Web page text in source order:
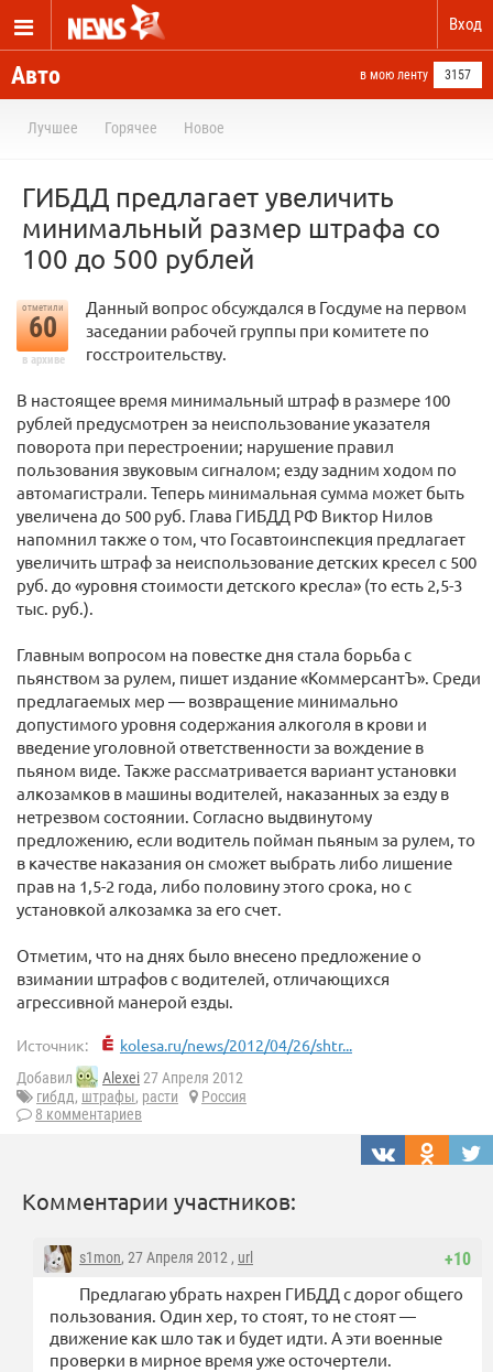
Вход
Авто в мою ленту 3157
Лучшее Горячее Новое
ГИБДД предлагает увеличить
минимальный размер штрафа со
100 до 500 рублей
отметили
60
в архиве
Данный вопрос обсуждался в Госдуме на первом
заседании рабочей группы при комитете по
госстроительству.
В настоящее время минимальный штраф в размере 100
рублей предусмотрен за неиспользование указателя
поворота при перестроении; нарушение правил
пользования звуковым сигналом; езду задним ходом по
автомагистрали. Теперь минимальная сумма может быть
увеличена до 500 руб. Глава ГИБДД РФ Виктор Нилов
напомнил также о том, что Госавтоинспекция предлагает
увеличить штраф за неиспользование детских кресел с 500
руб. до «уровня стоимости детского кресла» (то есть 2,5-3
тыс. руб.).
Главным вопросом на повестке дня стала борьба с
пьянством за рулем, пишет издание «КоммерсантЪ». Среди
предлагаемых мер — возвращение минимально
допустимого уровня содержания алкоголя в крови и
введение уголовной ответственности за вождение в
пьяном виде. Также рассматривается вариант установки
алкозамков в машины водителей, наказанных за езду в
нетрезвом состоянии. Согласно выдвинутому
предложению, если водитель пойман пьяным за рулем, то
в качестве наказания он сможет выбрать либо лишение
прав на 1,5-2 года, либо половину этого срока, но с
установкой алкозамка за его счет.
Отметим, что на днях было внесено предложение о
взимании штрафов с водителей, отличающихся
агрессивной манерой езды.
Источник: kolesa.ru/news/2012/04/26/shtr...
Добавил Alexei27 Апреля 2012
гибдд, штрафы, расти
Россия
8 комментариев
Комментарии участников:
+10
s1mon, 27 Апреля 2012 , url
Предлагаю убрать нахрен ГИБДД с дорог общего
пользования. Один хер, то стоят, то не стоят —
движение как шло так и будет идти. А эти военные
проверки в мирное время уже осточертели.